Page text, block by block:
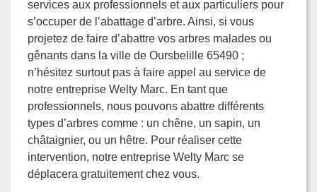
services aux professionnels et aux particuliers pour
s’occuper de l’abattage d’arbre. Ainsi, si vous
projetez de faire d’abattre vos arbres malades ou
gênants dans la ville de Oursbelille 65490 ;
n’hésitez surtout pas à faire appel au service de
notre entreprise Welty Marc. En tant que
professionnels, nous pouvons abattre différents
types d’arbres comme : un chêne, un sapin, un
châtaignier, ou un hêtre. Pour réaliser cette
intervention, notre entreprise Welty Marc se
déplacera gratuitement chez vous.